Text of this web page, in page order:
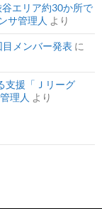
エリア約30か所で
サ管理人 より
メンバー発表 に
支援「Ｊリーグ
理人 より